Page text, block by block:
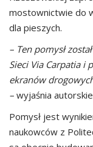
mostownictwie do
dla pieszych.
– Ten pomysł
Sieci Via Carpatia i
ekranów
– wyjaśnia
Pomysł jest
naukowców z